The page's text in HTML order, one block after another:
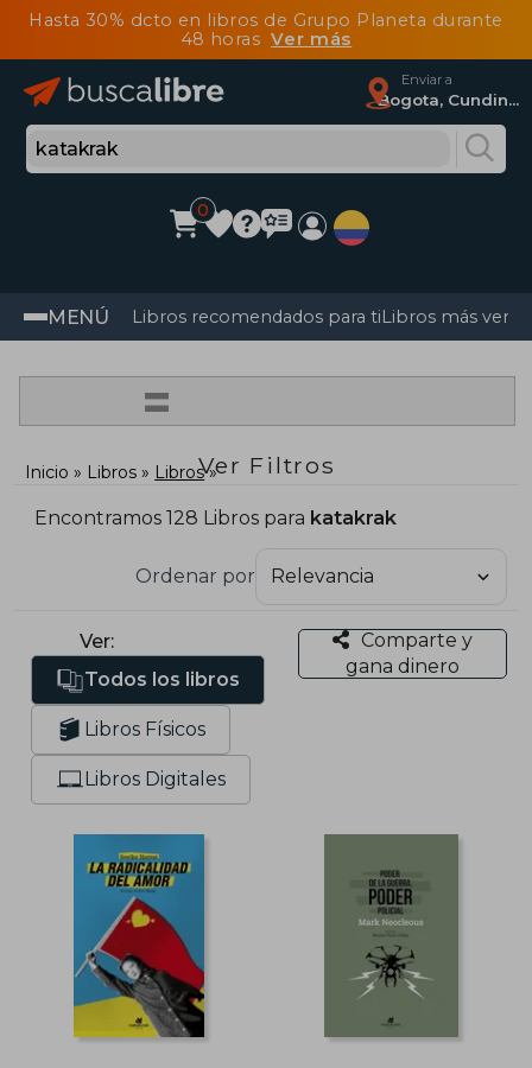
Hasta 30% dcto en libros de Grupo Planeta durante
48 horasVer más
Enviar a
Bogota, Cundinamarca
0
MENÚ Libros recomendados para tiLibros más
=
Ver Filtros
Inicio Libros Libros
Encontramos 128 Libros para katakrak
Ordenar por
Ver:
Todos los libros
Libros Físicos
Libros Digitales
Comparte y
gana dinero